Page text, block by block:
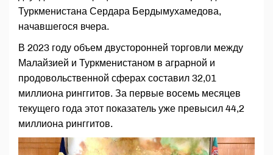
Туркменистана Сердара Бердымухамедова,
начавшегося вчера.
В 2023 году объем двусторонней торговли между
Малайзией и Туркменистаном в аграрной и
продовольственной сферах составил 32,01
миллиона ринггитов. За первые восемь месяцев
текущего года этот показатель уже превысил 44,2
миллиона ринггитов.